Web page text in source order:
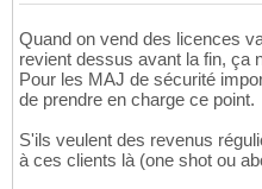
Quand on vend des licences
revient dessus avant la fin, ça
Pour les MAJ de sécurité
de prendre en charge ce point.
S'ils veulent des revenus
à ces clients là (one shot ou